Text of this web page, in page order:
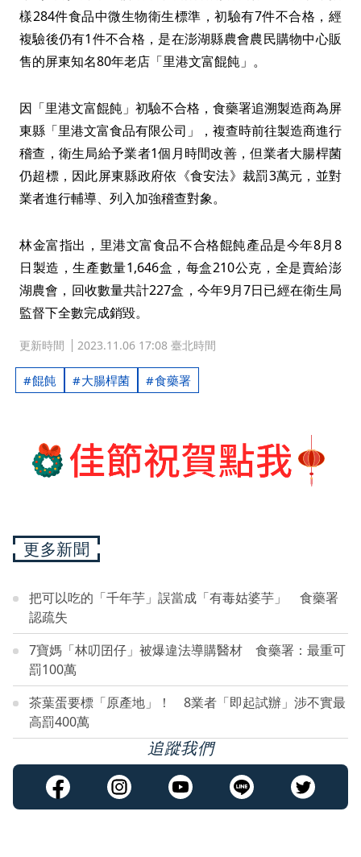
樣284件食品中微生物衛生標準，初驗有7件不合格，經
複驗後仍有1件不合格，是在澎湖縣農會農民購物中心販
售的屏東知名80年老店「里港文富餛飩」。
因「里港文富餛飩」初驗不合格，食藥署追溯製造商為屏
東縣「里港文富食品有限公司」，複查時前往製造商進行
稽查，衛生局給予業者1個月時間改善，但業者大腸桿菌
仍超標，因此屏東縣政府依《食安法》裁罰3萬元，並對
業者進行輔導、列入加強稽查對象。
林金富指出，里港文富食品不合格餛飩產品是今年8月8
日製造，生產數量1,646盒，每盒210公克，全是賣給澎
湖農會，回收數量共計227盒，今年9月7日已經在衛生局
監督下全數完成銷毀。
更新時間 2023.11.06 17:08 臺北時間
餛飩 大腸桿菌 食藥署
更多新聞
把可以吃的「千年芋」誤當成「有毒姑婆芋」 食藥署
認疏失
7寶媽「林叨囝仔」被爆違法導購醫材 食藥署：最重可
罰100萬
茶葉蛋要標「原產地」！ 8業者「即起試辦」涉不實最
高罰400萬
追蹤我們